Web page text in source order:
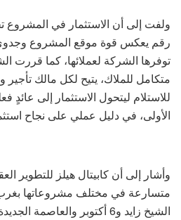
رقم يعكس قوة موقع المشروع وجدوى
توفرها الشركة لعملائها، كما قررت
متكامل للملاك، يتيح لكل مالك تأجير
للاستلام ليتحول الاستثمار إلى عائدٍ
الأولى، في دليل عملي على نجاح
وأشار إلى أن كابيتال هيلز للتطوير
متسارعة في مختلف مشروعاتها
الشيخ زايد و6 أكتوبر